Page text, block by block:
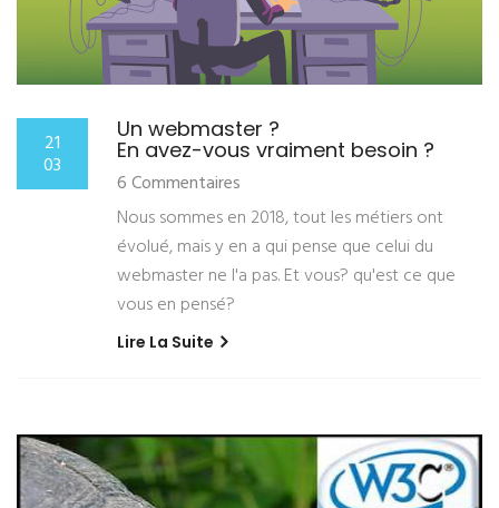
21
03
Un webmaster ?
En avez-vous vraiment besoin ?
6 Commentaires
Nous sommes en 2018, tout les métiers ont
évolué, mais y en a qui pense que celui du
webmaster ne l'a pas. Et vous? qu'est ce que
vous en pensé?
Lire La Suite